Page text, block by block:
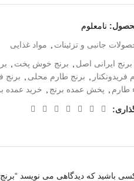
اصل،
کاشت و
طارم اصل،
و بسیار
است و
می کند و
دارد. و همه
ها و رستوران
نامعلوم
جانبی و تزئینات
مواد غذایی
برنج ایرانی اصل برنج خوش پخت
فریدونکنار
برنج طارم محلی برنج
طارم
پخش عمده برنج خرید عمده
باشید که دیدگاهی می نویسد